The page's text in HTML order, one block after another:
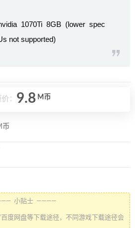
1070Ti 8GB (lower spec
not supported)
： 9.8 M币
币
小贴士 ————
度网盘等下载途径，不同游戏下载途径会